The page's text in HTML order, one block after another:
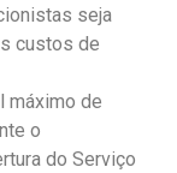
seja
custos de
máximo de
o
do Serviço